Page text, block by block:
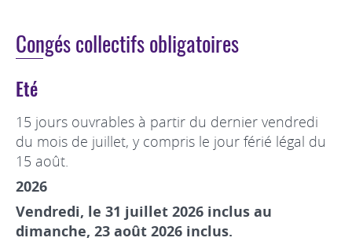
Congés collectifs obligatoires
Eté
15 jours ouvrables à partir du dernier vendredi
du mois de juillet, y compris le jour férié légal du
15 août.
2026
Vendredi, le 31 juillet 2026 inclus au
dimanche, 23 août 2026 inclus.